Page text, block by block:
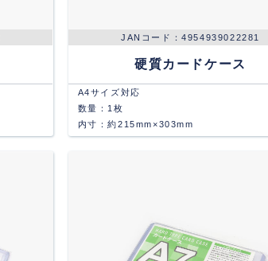
4954939022281
硬質カードケース
A4サイズ対応
数量：1枚
内寸：約215mm×303mm